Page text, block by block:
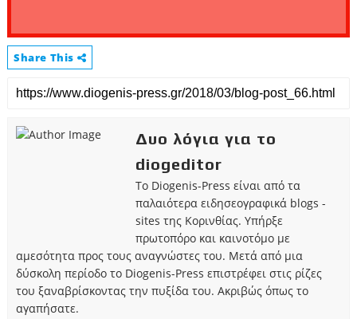
Share This
Δυο λόγια για το
diogeditor
Το Diogenis-Press είναι από τα
παλαιότερα ειδησεογραφικά blogs -
sites της Κορινθίας. Υπήρξε
πρωτοπόρο και καινοτόμο με
αμεσότητα προς τους αναγνώστες του. Μετά από μια
δύσκολη περίοδο το Diogenis-Press επιστρέφει στις ρίζες
του ξαναβρίσκοντας την πυξίδα του. Ακριβώς όπως το
αγαπήσατε.